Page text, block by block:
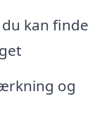
kan finde
og